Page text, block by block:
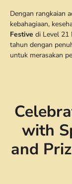
Dengan rangkaian
kebahagiaan,
Festive di Level 21
tahun dengan
untuk merasakan
with
and